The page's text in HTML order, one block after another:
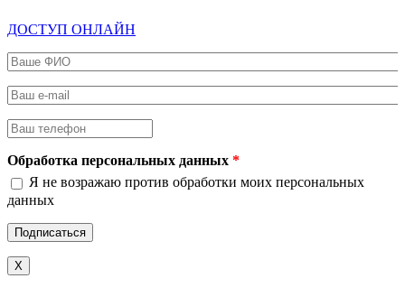
ДОСТУП ОНЛАЙН
Ваше ФИО
Ваш e-mail
Ваш телефон
Обработка персональных данных *
Я не возражаю против обработки моих персональных
данных
X